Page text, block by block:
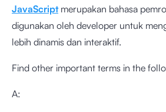
JavaScriptmerupakan bahasa
digunakan oleh developer untuk
lebih dinamis dan interaktif.
Find other important terms in the
A: